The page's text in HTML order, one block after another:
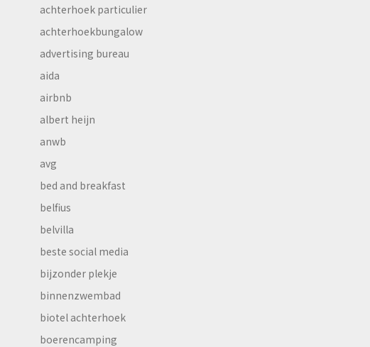
achterhoek particulier
achterhoekbungalow
advertising bureau
aida
airbnb
albert heijn
anwb
avg
bed and breakfast
belfius
belvilla
beste social media
bijzonder plekje
binnenzwembad
biotel achterhoek
boerencamping